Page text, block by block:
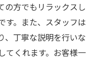
の方でもリラックスし
す。また、スタッフは
、丁寧な説明を行いな
てくれます。お客様一